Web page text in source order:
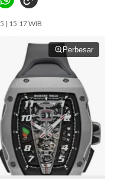
| 15:17 WIB
Perbesar